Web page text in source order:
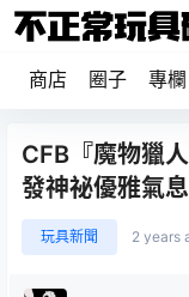
商店 圈子 專欄
CFB『魔物獵
發神祕優雅氣
玩具新聞 2 years